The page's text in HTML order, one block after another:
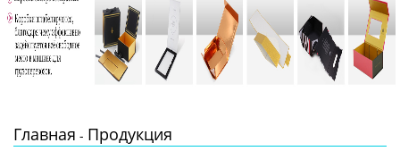
Главная - Продукция